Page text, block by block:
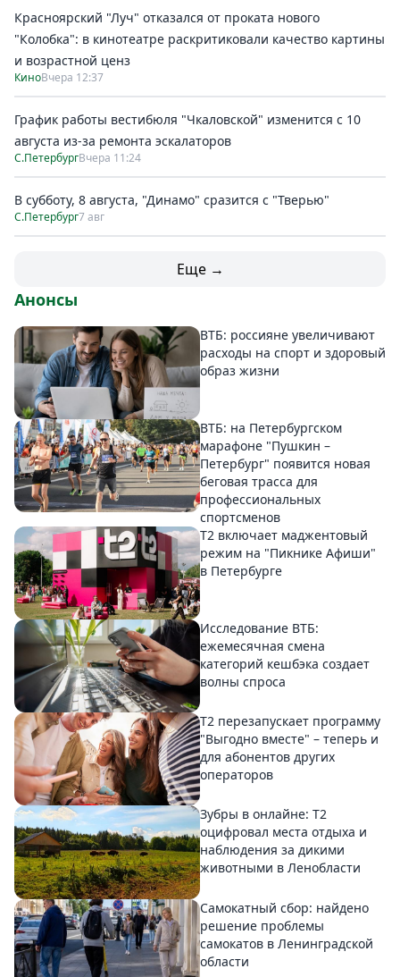
Красноярский "Луч" отказался от проката нового
"Колобка": в кинотеатре раскритиковали качество картины
и возрастной ценз
КиноВчера 12:37
График работы вестибюля "Чкаловской" изменится с 10
августа из-за ремонта эскалаторов
С.ПетербургВчера 11:24
В субботу, 8 августа, "Динамо" сразится с "Тверью"
С.Петербург7 авг
Еще →
Анонсы
ВТБ: россияне увеличивают
расходы на спорт и здоровый
образ жизни
ВТБ: на Петербургском
марафоне "Пушкин –
Петербург" появится новая
беговая трасса для
профессиональных
спортсменов
Т2 включает маджентовый
режим на "Пикнике Афиши"
в Петербурге
Исследование ВТБ:
ежемесячная смена
категорий кешбэка создает
волны спроса
Т2 перезапускает программу
"Выгодно вместе" – теперь и
для абонентов других
операторов
Зубры в онлайне: Т2
оцифровал места отдыха и
наблюдения за дикими
животными в Ленобласти
Самокатный сбор: найдено
решение проблемы
самокатов в Ленинградской
области